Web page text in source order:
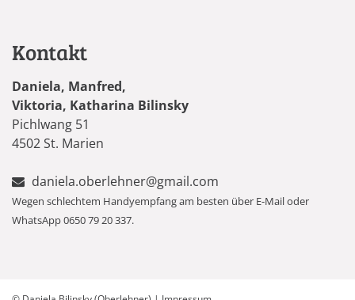
Kontakt
Daniela, Manfred,
Viktoria, Katharina Bilinsky
Pichlwang 51
4502 St. Marien
daniela.oberlehner@gmail.com
Wegen schlechtem Handyempfang am besten über E-Mail oder
WhatsApp 0650 79 20 337.